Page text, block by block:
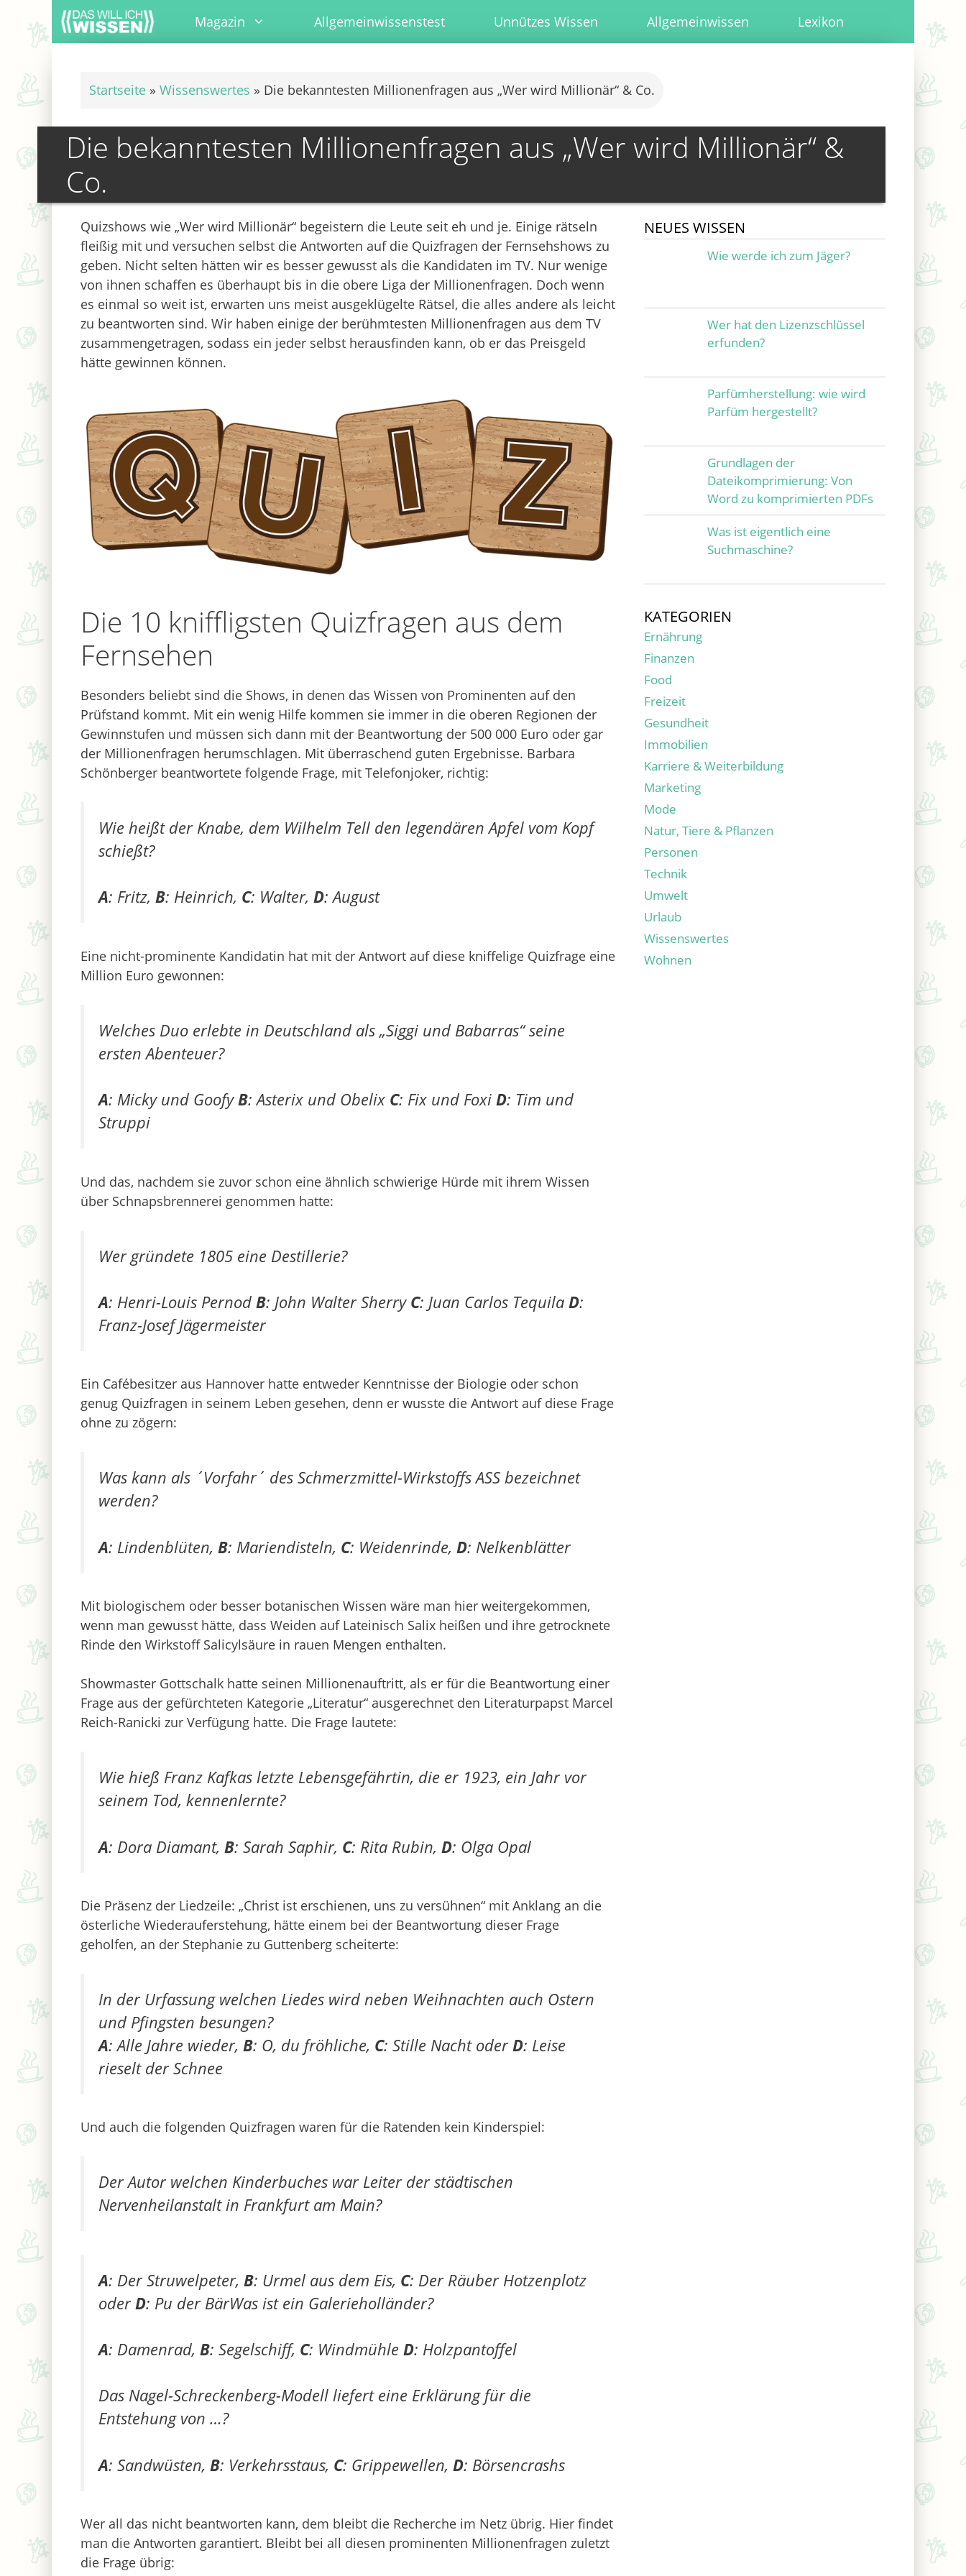
Inhalt
springen
Magazin Allgemeinwissenstest Unnützes Wissen Allgemeinwissen Lexikon
Startseite » Wissenswertes » Die bekanntesten Millionenfragen aus „Wer wird Millionär“ & Co.
Die bekanntesten Millionenfragen aus „Wer wird Millionär“ &
Co.
Quizshows wie „Wer wird Millionär“ begeistern die Leute seit eh und je. Einige rätseln
fleißig mit und versuchen selbst die Antworten auf die Quizfragen der Fernsehshows zu
geben. Nicht selten hätten wir es besser gewusst als die Kandidaten im TV. Nur wenige
von ihnen schaffen es überhaupt bis in die obere Liga der Millionenfragen. Doch wenn
es einmal so weit ist, erwarten uns meist ausgeklügelte Rätsel, die alles andere als leicht
zu beantworten sind. Wir haben einige der berühmtesten Millionenfragen aus dem TV
zusammengetragen, sodass ein jeder selbst herausfinden kann, ob er das Preisgeld
hätte gewinnen können.
Die 10 kniffligsten Quizfragen aus dem
Fernsehen
Besonders beliebt sind die Shows, in denen das Wissen von Prominenten auf den
Prüfstand kommt. Mit ein wenig Hilfe kommen sie immer in die oberen Regionen der
Gewinnstufen und müssen sich dann mit der Beantwortung der 500 000 Euro oder gar
der Millionenfragen herumschlagen. Mit überraschend guten Ergebnisse. Barbara
Schönberger beantwortete folgende Frage, mit Telefonjoker, richtig:
Wie heißt der Knabe, dem Wilhelm Tell den legendären Apfel vom Kopf
schießt?
A: Fritz, B: Heinrich, C: Walter, D: August
Eine nicht-prominente Kandidatin hat mit der Antwort auf diese kniffelige Quizfrage eine
Million Euro gewonnen:
Welches Duo erlebte in Deutschland als „Siggi und Babarras“ seine
ersten Abenteuer?
A: Micky und GoofyB: Asterix und Obelix C: Fix und Foxi D: Tim und
Struppi
Und das, nachdem sie zuvor schon eine ähnlich schwierige Hürde mit ihrem Wissen
über Schnapsbrennerei genommen hatte:
Wer gründete 1805 eine Destillerie?
A: Henri-Louis Pernod B: John Walter Sherry C: Juan Carlos Tequila D:
Franz-Josef Jägermeister
Ein Cafébesitzer aus Hannover hatte entweder Kenntnisse der Biologie oder schon
genug Quizfragen in seinem Leben gesehen, denn er wusste die Antwort auf diese Frage
ohne zu zögern:
Was kann als ´Vorfahr´ des Schmerzmittel-Wirkstoffs ASS bezeichnet
werden?
A: Lindenblüten, B: Mariendisteln, C: Weidenrinde, D: Nelkenblätter
Mit biologischem oder besser botanischen Wissen wäre man hier weitergekommen,
wenn man gewusst hätte, dass Weiden auf Lateinisch Salix heißen und ihre getrocknete
Rinde den Wirkstoff Salicylsäure in rauen Mengen enthalten.
Showmaster Gottschalk hatte seinen Millionenauftritt, als er für die Beantwortung einer
Frage aus der gefürchteten Kategorie „Literatur“ ausgerechnet den Literaturpapst Marcel
Reich-Ranicki zur Verfügung hatte. Die Frage lautete:
Wie hieß Franz Kafkas letzte Lebensgefährtin, die er 1923, ein Jahr vor
seinem Tod, kennenlernte?
A: Dora Diamant, B: Sarah Saphir, C: Rita Rubin, D: Olga Opal
Die Präsenz der Liedzeile: „Christ ist erschienen, uns zu versühnen“ mit Anklang an die
österliche Wiederauferstehung, hätte einem bei der Beantwortung dieser Frage
geholfen, an der Stephanie zu Guttenberg scheiterte:
In der Urfassung welchen Liedes wird neben Weihnachten auch Ostern
und Pfingsten besungen?
A: Alle Jahre wieder, B: O, du fröhliche, C: Stille Nacht oderD: Leise
rieselt der Schnee
Und auch die folgenden Quizfragen waren für die Ratenden kein Kinderspiel:
Der Autor welchen Kinderbuches war Leiter der städtischen
Nervenheilanstalt in Frankfurt am Main?
A: Der Struwelpeter, B: Urmel aus dem Eis, C: Der Räuber Hotzenplotz
oderD: Pu der BärWas ist ein Galerieholländer?
A: Damenrad, B: Segelschiff, C: Windmühle D: Holzpantoffel
Das Nagel-Schreckenberg-Modell liefert eine Erklärung für die
Entstehung von …?
A: Sandwüsten, B: Verkehrsstaus, C: Grippewellen, D: Börsencrashs
Wer all das nicht beantworten kann, dem bleibt die Recherche im Netz übrig. Hier findet
man die Antworten garantiert. Bleibt bei all diesen prominenten Millionenfragen zuletzt
die Frage übrig:
NEUES WISSEN
Wie werde ich zum Jäger?
Wer hat den Lizenzschlüssel
erfunden?
Parfümherstellung: wie wird
Parfüm hergestellt?
Grundlagen der
Dateikomprimierung: Von
Word zu komprimierten PDFs
Was ist eigentlich eine
Suchmaschine?
KATEGORIEN
Ernährung
Finanzen
Food
Freizeit
Gesundheit
Immobilien
Karriere & Weiterbildung
Marketing
Mode
Natur, Tiere & Pflanzen
Personen
Technik
Umwelt
Urlaub
Wissenswertes
Wohnen